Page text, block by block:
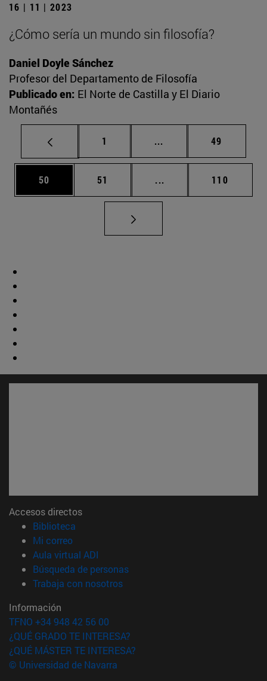
16 | 11 | 2023
¿Cómo sería un mundo sin filosofía?
Daniel Doyle Sánchez
Profesor del Departamento de Filosofía
Publicado en: El Norte de Castilla y El Diario
Montañés
Página
1 ... Páginas intermedias
Página
49
Página
50 Página
51 ... Páginas intermedias
Página
110
Accesos directos
Biblioteca
Mi correo(abre en nueva ventana)
Aula virtual ADI
Búsqueda de personas(abre en nueva ventana)
Trabaja con nosotros(abre en nueva ventana)
Información
TFNO +34 948 42 56 00
¿QUÉ GRADO TE INTERESA?
¿QUÉ MÁSTER TE INTERESA?
© Universidad de Navarra